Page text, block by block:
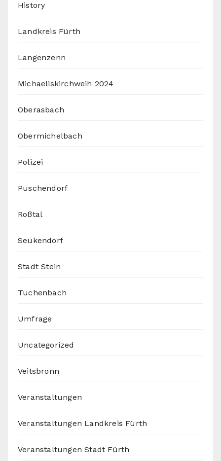
History
Landkreis Fürth
Langenzenn
Michaeliskirchweih 2024
Oberasbach
Obermichelbach
Polizei
Puschendorf
Roßtal
Seukendorf
Stadt Stein
Tuchenbach
Umfrage
Uncategorized
Veitsbronn
Veranstaltungen
Veranstaltungen Landkreis Fürth
Veranstaltungen Stadt Fürth